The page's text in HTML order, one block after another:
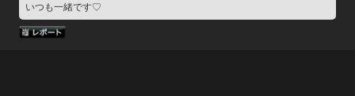
いつも一緒です♡